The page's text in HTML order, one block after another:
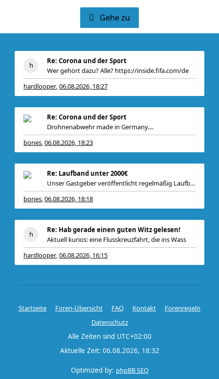
Gehe zu
Re: Corona und der Sport
Wer gehört dazu? Alle? https://inside.fifa.com/de
hardlooper,06.08.2026, 18:27
Re: Corona und der Sport
Drohnenabwehr made in Germany....
&quot;So hat
bones,06.08.2026, 18:23
Re: Laufband unter 2000€
Unser Gastgeber veröffentlicht regelmäßig Laufband
bones,06.08.2026, 18:18
Re: Hab gerade einen guten Witz gelesen!
Aktuell kurios: eine Flusskreuzfahrt, die ins Wass
hardlooper,06.08.2026, 16:15
Startseite Foren-Übersicht FAQ Kontakt
Forenregeln
Datenschutz
Alle Zeiten sind UTC+02:00
Aktuelle Zeit: 06.08.2026, 18:32
Optimized by: phpBB SEO